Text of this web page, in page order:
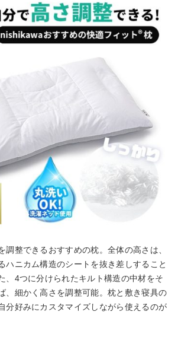
調整できるおすすめの枕。全体の高さは、
ハニカム構造のシートを抜き差しすること
、4つに分けられたキルト構造の中材をそ
、細かく高さを調整可能。枕と敷き寝具の
分好みにカスタマイズしながら使えるのが